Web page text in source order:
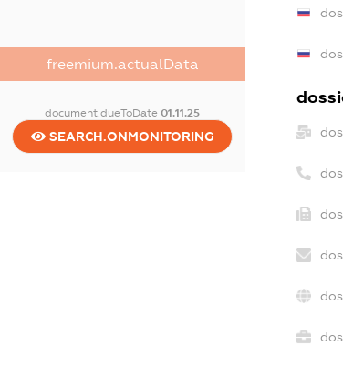
freemium.actualData
document.dueToDate01.11.25
SEARCH.ONMONITORING